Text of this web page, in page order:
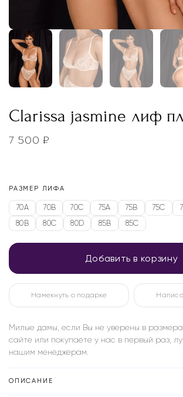
Clarissa jasmine лиф
7 500₽
РАЗМЕР ЛИФА
70A 70B 70C 75A 75B 75C
80B
80C 80D 85B 85C
Добавить в корзину
Намекнуть о подарке
Милые дамы, если Вы не уверены в
сайте или покупаете у нас в первый раз,
нашим менеджерам.
ОПИСАНИЕ